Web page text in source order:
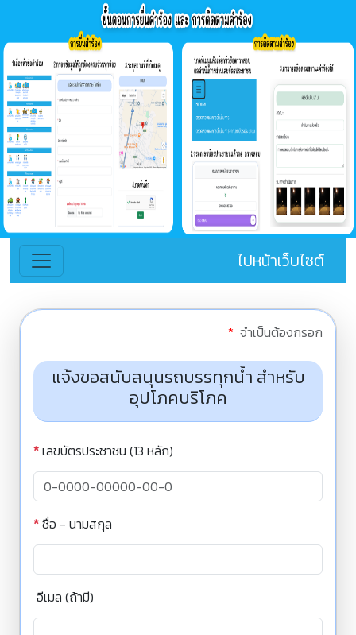
ไปหน้าเว็บไซต์
* จำเป็นต้องกรอก
แจ้งขอสนับสนุนรถบรรทุกน้ำ สำหรับ
อุปโภคบริโภค
*เลขบัตรประชาชน (13 หลัก)
*ชื่อ - นามสกุล
อีเมล (ถ้ามี)